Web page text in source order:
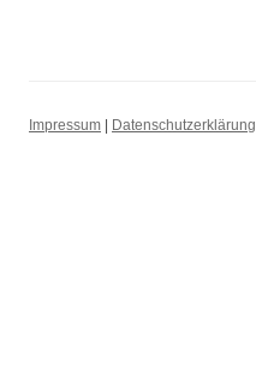
Impressum Datenschutzerklärung